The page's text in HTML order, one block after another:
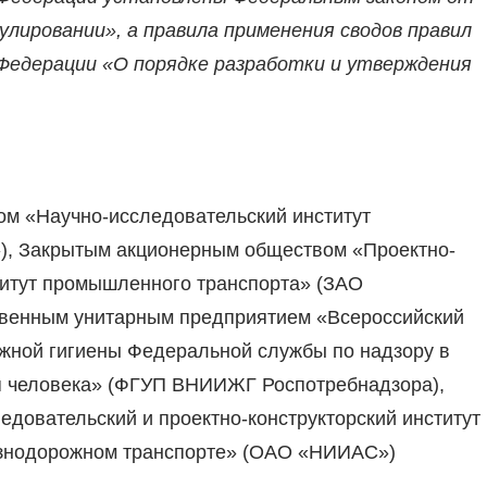
а правила применения сводов правил
«О порядке разработки и утверждения
исследовательский институт
акционерным обществом «Проектно-
промышленного транспорта» (ЗАО
унитарным предприятием «Всероссийский
гигиены Федеральной службы по надзору в
человека» (ФГУП ВНИИЖГ Роспотребнадзора),
и проектно-конструкторский институт
транспорте» (ОАО «НИИАС»)